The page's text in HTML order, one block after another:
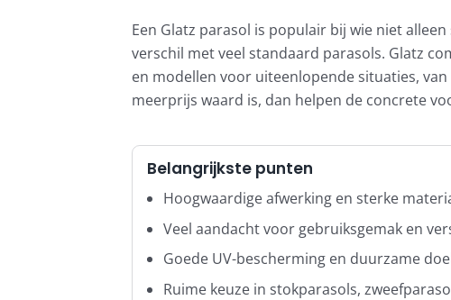
Een Glatz parasol is populair bij wie niet
verschil met veel standaard parasols. Glatz
en modellen voor uiteenlopende situaties,
meerprijs waard is, dan helpen de concrete
Belangrijkste punten
Hoogwaardige afwerking en sterke
Veel aandacht voor gebruiksgemak en
Goede UV-bescherming en duurzame
Ruime keuze in stokparasols,